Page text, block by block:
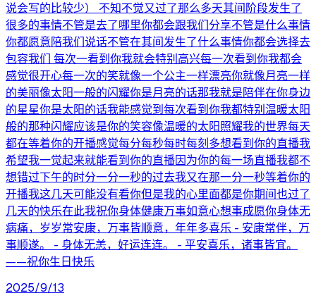
说会写的比较少） 不知不觉又过了那么多天其间阶段发生了
很多的事情不管是去了哪里你都会跟我们分享不管是什么事情
你都愿意陪我们说话不管在其间发生了什么事情你都会选择去
包容我们 每次一看到你我就会特别高兴每一次看到你我都会
感觉很开心每一次的笑就像一个公主一样漂亮你就像月亮一样
的美丽像太阳一般的闪耀你是月亮的话那我就是陪伴在你身边
的星星你是太阳的话我能感觉到每次看到你我都特别温暖太阳
般的那种闪耀应该是你的笑容像温暖的太阳照耀我的世界每天
都在等着你的开播感觉每分每秒每时每刻多想看到你的直播我
希望我一觉起来就能看到你的直播因为你的每一场直播我都不
想错过下午的时分一分一秒的过去我又在那一分一秒等着你的
开播我这几天可能没有看你但是我的心里面都是你期间也过了
几天的快乐在此我祝你身体健康万事如意心想事成愿你身体无
病痛，岁岁常安康，万事皆顺意，年年多喜乐 - 安康常伴，万
事顺遂。 - 身体无恙，好运连连。 - 平安喜乐，诸事皆宜。
——祝你生日快乐
2025/9/13